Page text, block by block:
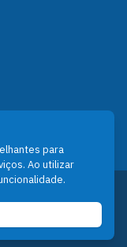
Gestão de
para
Ao utilizar